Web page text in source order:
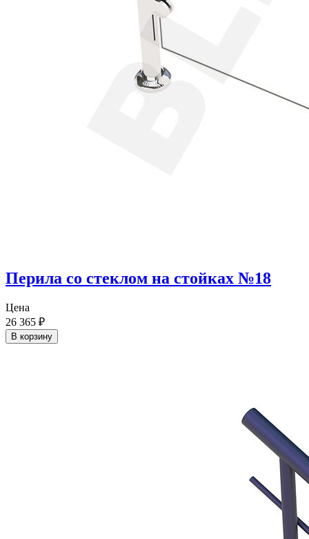
Перила со стеклом на стойках №18
Цена
26 365 ₽
В корзину